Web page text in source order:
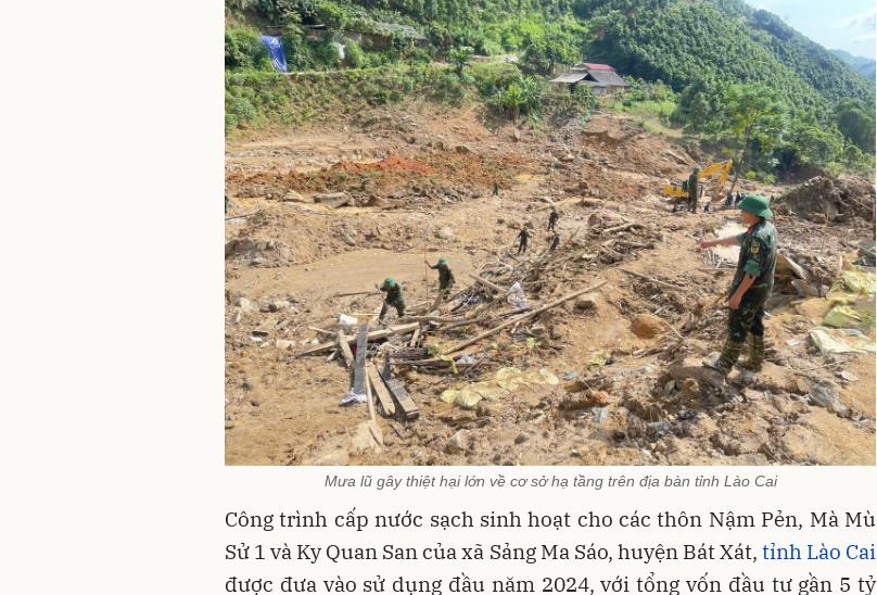
Mưa lũ gây thiệt hại lớn về cơ sở hạ tầng trên địa bàn tỉnh Lào Cai
Công trình cấp nước sạch sinh hoạt cho các thôn Nậm Pẻn, Mà Mù
Sử 1 và Ky Quan San của xã Sảng Ma Sáo, huyện Bát Xát, tỉnh Lào Cai
được đưa vào sử dụng đầu năm 2024, với tổng vốn đầu tư gần 5 tỷ